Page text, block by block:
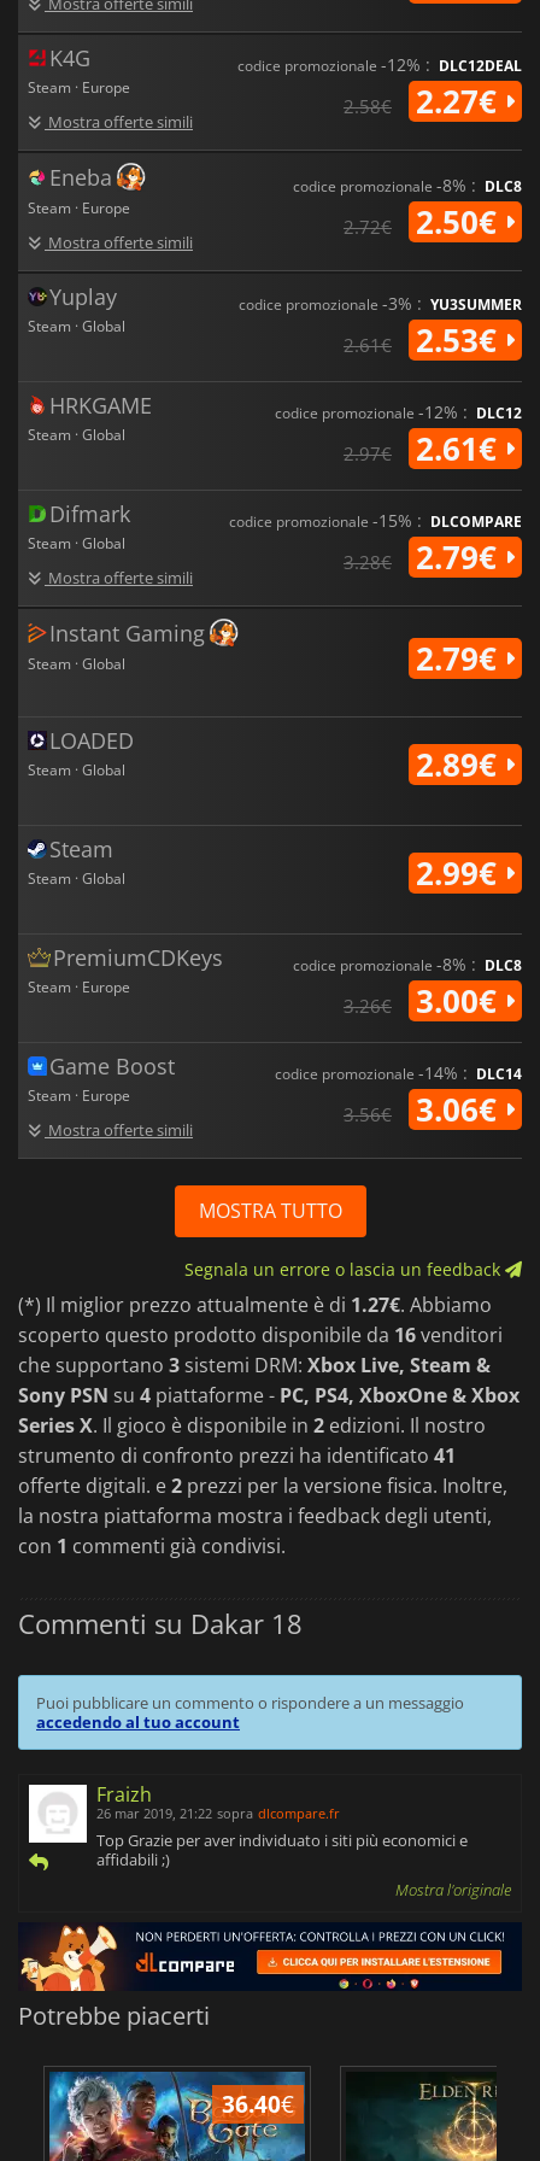
K4G
Steam · Europe
Mostra offerte simili
codice promozionale -12% : DLC12DEAL
2.58€ 2.27€
Eneba
Steam · Europe
Mostra offerte simili
codice promozionale -8% : DLC8
2.72€ 2.50€
Yuplay
Steam · Global
codice promozionale -3% : YU3SUMMER
2.61€ 2.53€
HRKGAME
Steam · Global
codice promozionale -12% : DLC12
2.97€ 2.61€
Difmark
Steam · Global
Mostra offerte simili
codice promozionale -15% : DLCOMPARE
3.28€ 2.79€
Instant Gaming
Steam · Global 2.79€
LOADED
Steam · Global 2.89€
Steam
Steam · Global 2.99€
PremiumCDKeys
Steam · Europe
codice promozionale -8% : DLC8
3.26€ 3.00€
Game Boost
Steam · Europe
Mostra offerte simili
codice promozionale -14% : DLC14
3.56€ 3.06€
MOSTRA TUTTO
Segnala un errore o lascia un feedback
(*) Il miglior prezzo attualmente è di 1.27€. Abbiamo
scoperto questo prodotto disponibile da 16venditori
che supportano 3 sistemi DRM: Xbox Live, Steam &
Sony PSN su 4 piattaforme - PC, PS4, XboxOne & Xbox
Series X. Il gioco è disponibile in 2 edizioni. Il nostro
strumento di confronto prezzi ha identificato 41
offerte digitali. e2 prezzi per la versione fisica. Inoltre,
la nostra piattaforma mostra i feedback degli utenti,
con 1 commenti già condivisi.
Commenti su Dakar 18
Puoi pubblicare un commento o rispondere a un messaggio
accedendo al tuo account
Fraizh
26 mar 2019, 21:22 sopra dlcompare.fr
Top Grazie per aver individuato i siti più economici e
affidabili ;)
Mostra l'originale
Potrebbe piacerti
36.40€